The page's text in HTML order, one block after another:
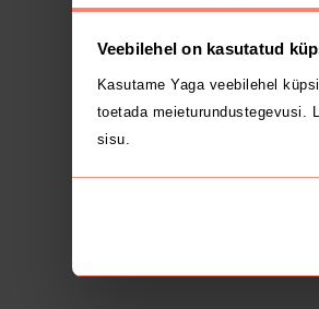
Veebilehel on kasutatud
Kasutame Yaga veebilehel
toetada meieturundustegevusi.
sisu.